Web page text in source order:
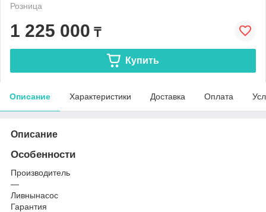
Розница
1 225 000 ₸
Купить
Описание Характеристики Доставка Оплата
Описание
Особенности
Производитель
—
Ливнынасос
Гарантия